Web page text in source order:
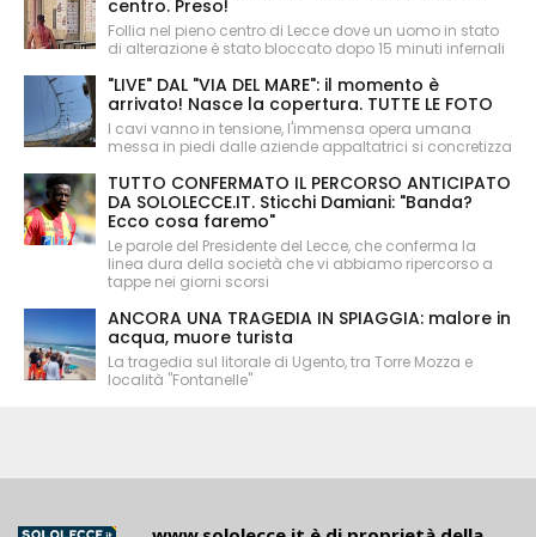
centro. Preso!
Follia nel pieno centro di Lecce dove un uomo in stato
di alterazione è stato bloccato dopo 15 minuti infernali
"LIVE" DAL "VIA DEL MARE": il momento è
arrivato! Nasce la copertura. TUTTE LE FOTO
I cavi vanno in tensione, l'immensa opera umana
messa in piedi dalle aziende appaltatrici si concretizza
TUTTO CONFERMATO IL PERCORSO ANTICIPATO
DA SOLOLECCE.IT. Sticchi Damiani: "Banda?
Ecco cosa faremo"
Le parole del Presidente del Lecce, che conferma la
linea dura della società che vi abbiamo ripercorso a
tappe nei giorni scorsi
ANCORA UNA TRAGEDIA IN SPIAGGIA: malore in
acqua, muore turista
La tragedia sul litorale di Ugento, tra Torre Mozza e
località "Fontanelle"